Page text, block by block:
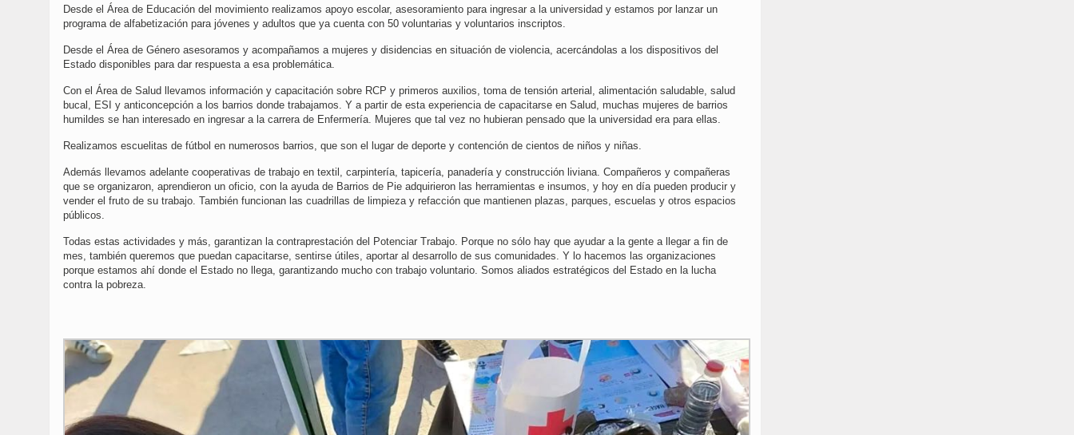
Desde el Área de Educación del movimiento realizamos apoyo escolar, asesoramiento para ingresar a la universidad y estamos por lanzar un
programa de alfabetización para jóvenes y adultos que ya cuenta con 50 voluntarias y voluntarios inscriptos.
Desde el Área de Género asesoramos y acompañamos a mujeres y disidencias en situación de violencia, acercándolas a los dispositivos del
Estado disponibles para dar respuesta a esa problemática.
Con el Área de Salud llevamos información y capacitación sobre RCP y primeros auxilios, toma de tensión arterial, alimentación saludable, salud
bucal, ESI y anticoncepción a los barrios donde trabajamos. Y a partir de esta experiencia de capacitarse en Salud, muchas mujeres de barrios
humildes se han interesado en ingresar a la carrera de Enfermería. Mujeres que tal vez no hubieran pensado que la universidad era para ellas.
Realizamos escuelitas de fútbol en numerosos barrios, que son el lugar de deporte y contención de cientos de niños y niñas.
Además llevamos adelante cooperativas de trabajo en textil, carpintería, tapicería, panadería y construcción liviana. Compañeros y compañeras
que se organizaron, aprendieron un oficio, con la ayuda de Barrios de Pie adquirieron las herramientas e insumos, y hoy en día pueden producir y
vender el fruto de su trabajo. También funcionan las cuadrillas de limpieza y refacción que mantienen plazas, parques, escuelas y otros espacios
públicos.
Todas estas actividades y más, garantizan la contraprestación del Potenciar Trabajo. Porque no sólo hay que ayudar a la gente a llegar a fin de
mes, también queremos que puedan capacitarse, sentirse útiles, aportar al desarrollo de sus comunidades. Y lo hacemos las organizaciones
porque estamos ahí donde el Estado no llega, garantizando mucho con trabajo voluntario. Somos aliados estratégicos del Estado en la lucha
contra la pobreza.